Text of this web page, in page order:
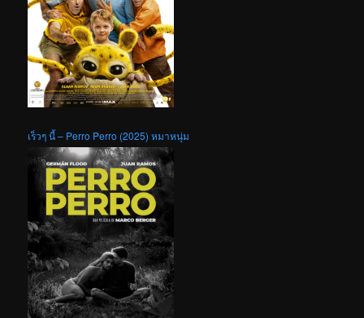
เร็วๆ นี้ – Perro Perro (2025) หมาหนุ่ม